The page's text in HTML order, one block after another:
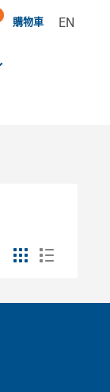
購物車 EN